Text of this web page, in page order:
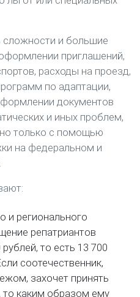
сложности и большие
приглашений,
расходы на проезд,
по адаптации,
документов
и иных проблем,
только с помощью
на федеральном и
и регионального
репатриантов
то есть 13 700
соотечественник,
захочет принять
то каким образом ему